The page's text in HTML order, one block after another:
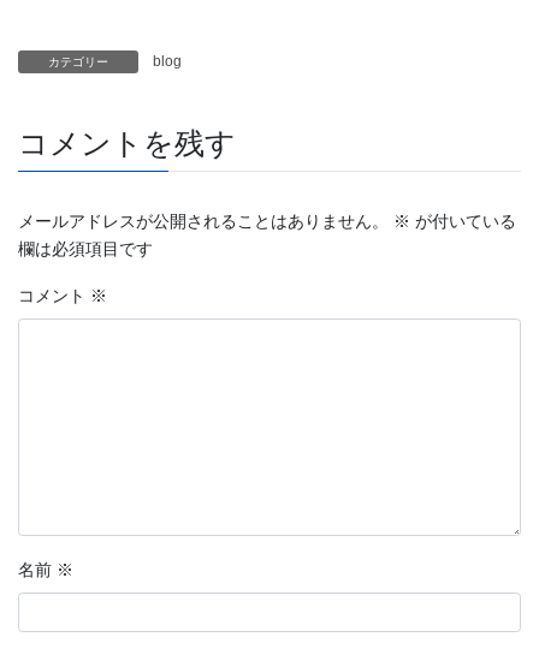
カテゴリー blog
コメントを残す
メールアドレスが公開されることはありません。 ※ が付いている
欄は必須項目です
コメント ※
名前 ※